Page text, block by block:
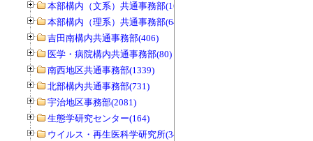
本部構内（文系）共通事務部(165)
本部構内（理系）共通事務部(646)
吉田南構内共通事務部(406)
医学・病院構内共通事務部(80)
南西地区共通事務部(1339)
北部構内共通事務部(731)
宇治地区事務部(2081)
生態学研究センター(164)
ウイルス・再生医科学研究所(34)